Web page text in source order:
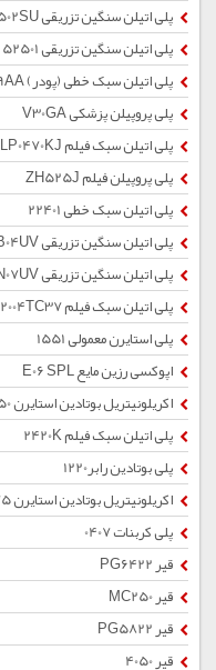
پلی اتیلن سنگین تزریقی 52502SU
پلی اتیلن سنگین تزریقی 52501
پلی اتیلن سبک خطی (پودر) 0209AA
پلی پروپیلن پزشکی V30GA
پلی اتیلن سبک فیلم LP0470KJ
پلی پروپیلن فیلم ZH525J
پلی اتیلن سبک خطی 22401
پلی اتیلن سنگین تزریقی 54B04UV
پلی اتیلن سنگین تزریقی 62N07UV
پلی اتیلن سبک فیلم 2004TC37
پلی استایرن معمولی 1551
اپوکسی رزین مایع E06 SPL
اکریلونیتریل بوتادین استایرن 50 - گرید طبیعی
پلی اتیلن سبک فیلم 2420K
پلی بوتادین رابر1220
اکریلونیتریل بوتادین استایرن 75 - گرید طبیعی
پلی کربنات 0407
قیر PG6422
قیر MC250
قیر PG5822
قیر 4050